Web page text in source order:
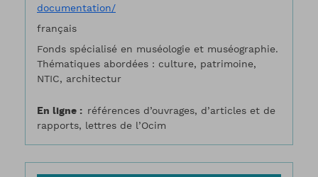
documentation/
français
Fonds spécialisé en muséologie et muséographie.
Thématiques abordées : culture, patrimoine,
NTIC, architectur
En ligne
références d’ouvrages, d’articles et de
rapports, lettres de l’Ocim